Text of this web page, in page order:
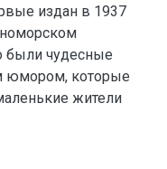
издан в 1937
были чудесные
юмором, которые
жители